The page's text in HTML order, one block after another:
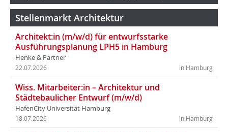
Stellenmarkt Architektur
Architekt:in (m/w/d) für entwurfsstarke
Ausführungsplanung LPH5 in Hamburg
Henke & Partner
in Hamburg
22.07.2026
Wiss. Mitarbeiter:in – Architektur und
Städtebaulicher Entwurf (m/w/d)
HafenCity Universität Hamburg
in Hamburg
18.07.2026